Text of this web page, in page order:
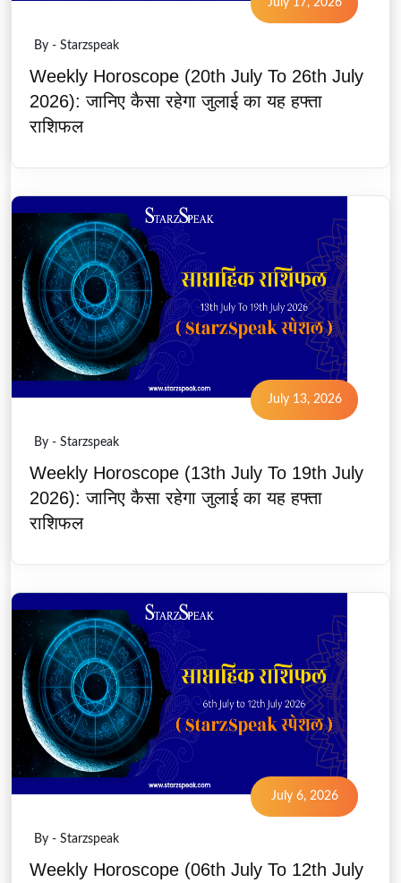
July 17, 2026
By - Starzspeak
Weekly Horoscope (20th July To 26th July
2026): जानिए कैसा रहेगा जुलाई का यह हफ्ता
राशिफल
July 13, 2026
By - Starzspeak
Weekly Horoscope (13th July To 19th July
2026): जानिए कैसा रहेगा जुलाई का यह हफ्ता
राशिफल
July 6, 2026
By - Starzspeak
Weekly Horoscope (06th July To 12th July